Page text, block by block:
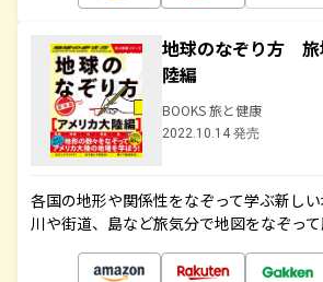
地球のなぞり方
陸編
BOOKS 旅と健康
2022.10.14 発売
各国の地形や関係性をなぞって学ぶ新しい
川や街道、島など旅気分で地図をなぞって